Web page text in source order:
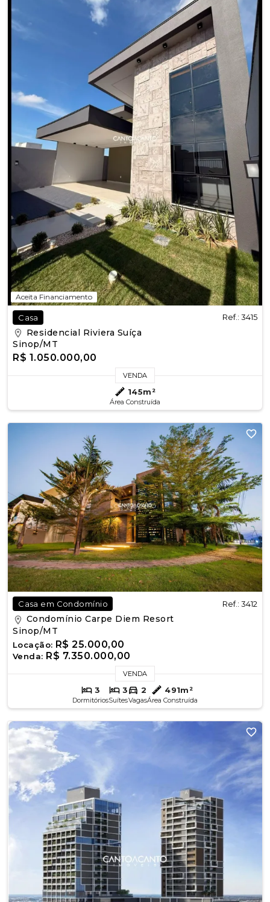
Aceita Financiamento
Casa Ref.: 3415
Residencial Riviera Suíça
Sinop/MT
R$ 1.050.000,00
VENDA
145m²
Área Construída
Casa em Condomínio Ref.: 3412
Condomínio Carpe Diem Resort
Sinop/MT
Locação: R$ 25.000,00
Venda: R$ 7.350.000,00
VENDA
3
Dormitórios
3
Suítes
2
Vagas
491m²
Área Construída